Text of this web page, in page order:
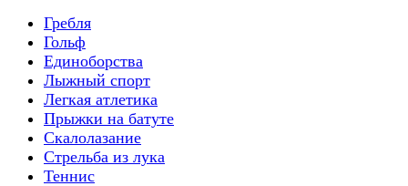
Гребля
Гольф
Единоборства
Лыжный спорт
Легкая атлетика
Прыжки на батуте
Скалолазание
Стрельба из лука
Теннис